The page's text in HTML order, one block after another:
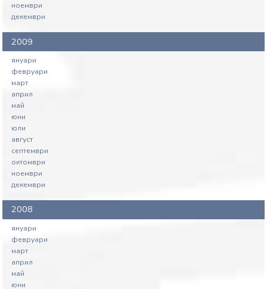
ноември
декември
2009
януари
февруари
март
април
май
юни
юли
август
септември
октомври
ноември
декември
2008
януари
февруари
март
април
май
юни